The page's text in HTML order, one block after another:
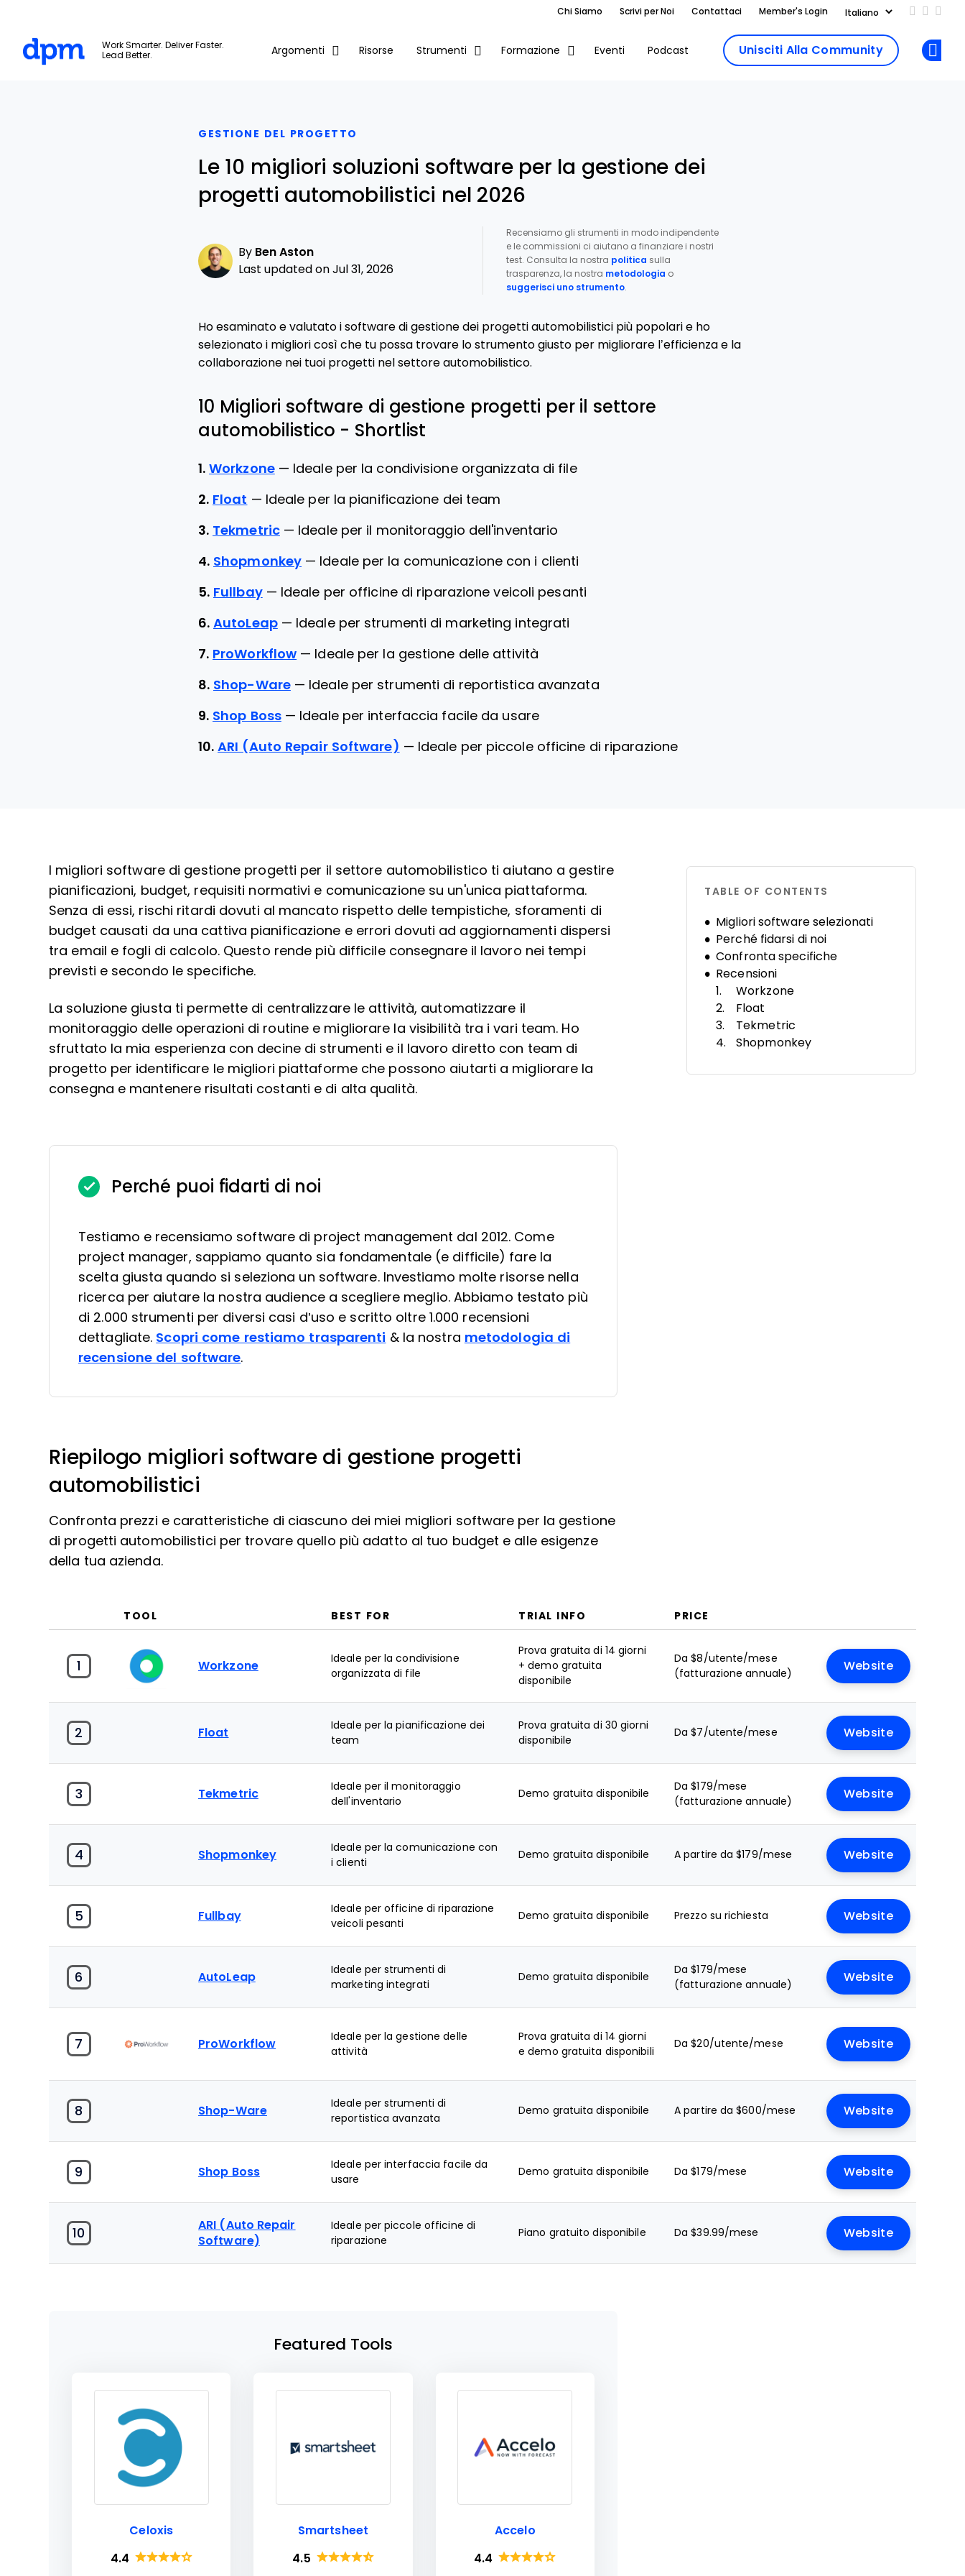
Chi Siamo Scrivi per Noi Contattaci Member's Login Add us
Follow
Work Smarter. Deliver Faster.
Lead Better.
Argomenti Risorse Strumenti Formazione Eventi Podcast Unisciti Alla Community
GESTIONE DEL PROGETTO
Le 10 migliori soluzioni software per la gestione dei
progetti automobilistici nel 2026
By Ben Aston
Last updated on Jul 31, 2026
Recensiamo gli strumenti in modo indipendente
e le commissioni ci aiutano a finanziare i nostri
test. Consulta la nostra politica sulla
trasparenza, la nostra metodologia o
suggerisci uno strumento.
Ho esaminato e valutato i software di gestione dei progetti automobilistici più popolari e ho
selezionato i migliori così che tu possa trovare lo strumento giusto per migliorare l’efficienza e la
collaborazione nei tuoi progetti nel settore automobilistico.
10 Migliori software di gestione progetti per il settore
automobilistico - Shortlist
1. Workzone — Ideale per la condivisione organizzata di file
2. Float — Ideale per la pianificazione dei team
3. Tekmetric — Ideale per il monitoraggio dell'inventario
4. Shopmonkey — Ideale per la comunicazione con i clienti
5. Fullbay — Ideale per officine di riparazione veicoli pesanti
6. AutoLeap — Ideale per strumenti di marketing integrati
7. ProWorkflow — Ideale per la gestione delle attività
8. Shop-Ware — Ideale per strumenti di reportistica avanzata
9. Shop Boss — Ideale per interfaccia facile da usare
10. ARI (Auto Repair Software) — Ideale per piccole officine di riparazione
I migliori software di gestione progetti per il settore automobilistico ti aiutano a gestire
pianificazioni, budget, requisiti normativi e comunicazione su un'unica piattaforma.
Senza di essi, rischi ritardi dovuti al mancato rispetto delle tempistiche, sforamenti di
budget causati da una cattiva pianificazione e errori dovuti ad aggiornamenti dispersi
tra email e fogli di calcolo. Questo rende più difficile consegnare il lavoro nei tempi
previsti e secondo le specifiche.
La soluzione giusta ti permette di centralizzare le attività, automatizzare il
monitoraggio delle operazioni di routine e migliorare la visibilità tra i vari team. Ho
sfruttato la mia esperienza con decine di strumenti e il lavoro diretto con team di
progetto per identificare le migliori piattaforme che possono aiutarti a migliorare la
consegna e mantenere risultati costanti e di alta qualità.
Perché puoi fidarti di noi
Testiamo e recensiamo software di project management dal 2012. Come
project manager, sappiamo quanto sia fondamentale (e difficile) fare la
scelta giusta quando si seleziona un software. Investiamo molte risorse nella
ricerca per aiutare la nostra audience a scegliere meglio. Abbiamo testato più
di 2.000 strumenti per diversi casi d’uso e scritto oltre 1.000 recensioni
dettagliate. Scopri come restiamo trasparenti & la nostra metodologia di
recensione del software.
Riepilogo migliori software di gestione progetti
automobilistici
Confronta prezzi e caratteristiche di ciascuno dei miei migliori software per la gestione
di progetti automobilistici per trovare quello più adatto al tuo budget e alle esigenze
della tua azienda.
TOOL BEST FOR TRIAL INFO PRICE
1 Workzone
Ideale per la condivisione
organizzata di file
Prova gratuita di 14 giorni
+ demo gratuita
disponibile
Da $8/utente/mese
(fatturazione annuale)
Website
2 Float
Ideale per la pianificazione dei
team
Prova gratuita di 30 giorni
disponibile
Da $7/utente/mese Website
3 Tekmetric
Ideale per il monitoraggio
dell'inventario
Demo gratuita disponibile
Da $179/mese
(fatturazione annuale)
Website
4 Shopmonkey
Ideale per la comunicazione con
i clienti
Demo gratuita disponibile A partire da $179/mese Website
5 Fullbay
Ideale per officine di riparazione
veicoli pesanti
Demo gratuita disponibile Prezzo su richiesta Website
6 AutoLeap
Ideale per strumenti di
marketing integrati
Demo gratuita disponibile
Da $179/mese
(fatturazione annuale)
Website
7 ProWorkflow
Ideale per la gestione delle
attività
Prova gratuita di 14 giorni
e demo gratuita disponibili
Da $20/utente/mese Website
8 Shop-Ware
Ideale per strumenti di
reportistica avanzata
Demo gratuita disponibile A partire da $600/mese Website
9 Shop Boss
Ideale per interfaccia facile da
usare
Demo gratuita disponibile Da $179/mese Website
10
ARI (Auto Repair
Software)
Ideale per piccole officine di
riparazione
Piano gratuito disponibile Da $39.99/mese Website
Featured Tools
Celoxis
4.4
Smartsheet
4.5
Accelo
4.4
TABLE OF CONTENTS
Migliori software selezionati
Perché fidarsi di noi
Confronta specifiche
Recensioni
Workzone
Float
Tekmetric
Shopmonkey
AutoLeap